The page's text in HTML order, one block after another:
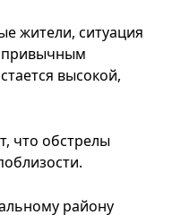
жители, ситуация
привычным
высокой,
что обстрелы
району